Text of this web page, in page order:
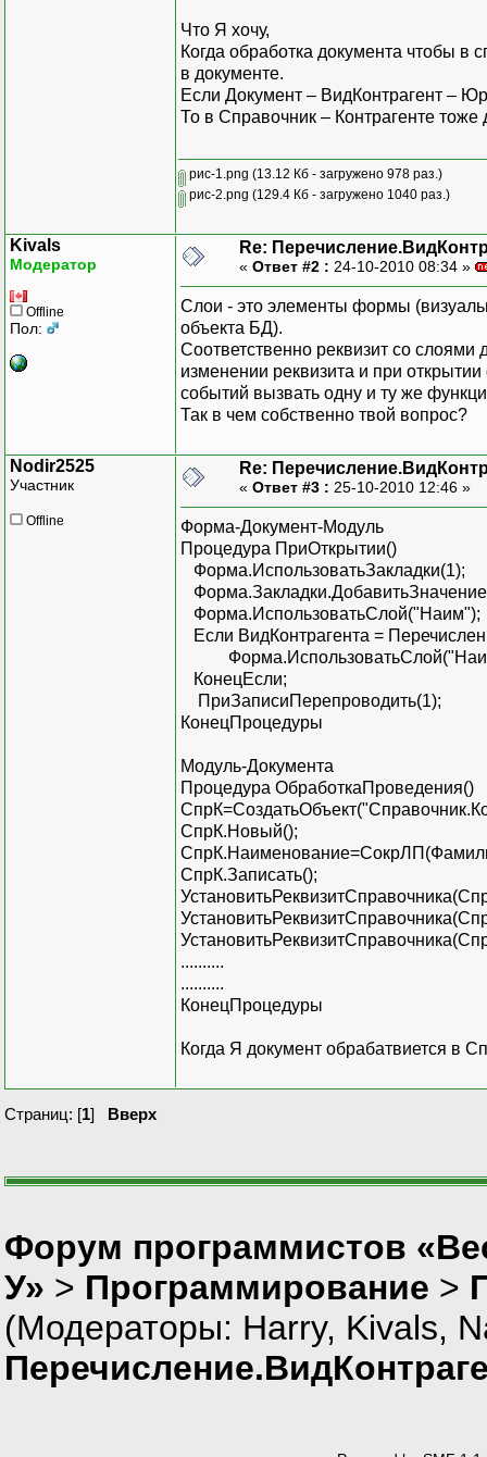
Что Я хочу,
Когда обработка документа чтобы в
в документе.
Если Документ – ВидКонтрагент – Юр
То в Справочник – Контрагенте
рис-1.png (13.12 Кб - загружено 978 раз.)
рис-2.png (129.4 Кб - загружено 1040 раз.)
Kivals
Модератор
Offline
Пол:
Re:
« Ответ #2 : 24-10-2010 08:34 »
Слои - это элементы формы
объекта БД).
Соответственно реквизит со
изменении реквизита и при
событий вызвать одну и ту же
Так в чем собственно твой вопрос?
Nodir2525
Участник
Offline
Re:
« Ответ #3 : 25-10-2010 12:46 »
Форма-Документ-Модуль
Процедура ПриОткрытии()
Форма.ИспользоватьЗакладки(1);
Форма.Закладки.ДобавитьЗначение
Форма.ИспользоватьСлой("Наим");
Если ВидКонтрагента =
КонецЕсли;
ПриЗаписиПерепроводить(1);
КонецПроцедуры
Модуль-Документа
Процедура ОбработкаПроведения()
СпрК.Новый();
СпрК.Записать();
..........
..........
КонецПроцедуры
Когда Я документ обрабатвиется в
Страниц: [1] Вверх
Форум программистов
У» > Программирование >
(Модераторы: Harry, Kivals,